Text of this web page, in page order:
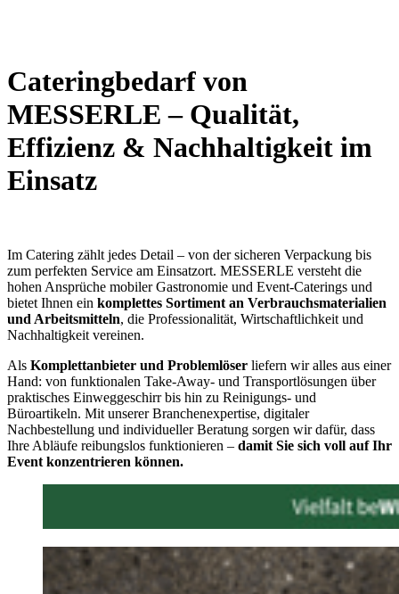
Cateringbedarf von
MESSERLE – Qualität,
Effizienz & Nachhaltigkeit im
Einsatz
Im Catering zählt jedes Detail – von der sicheren Verpackung bis
zum perfekten Service am Einsatzort. MESSERLE versteht die
hohen Ansprüche mobiler Gastronomie und Event-Caterings und
bietet Ihnen ein komplettes Sortiment an Verbrauchsmaterialien
und Arbeitsmitteln, die Professionalität, Wirtschaftlichkeit und
Nachhaltigkeit vereinen.
Als Komplettanbieter und Problemlöser liefern wir alles aus einer
Hand: von funktionalen Take-Away- und Transportlösungen über
praktisches Einweggeschirr bis hin zu Reinigungs- und
Büroartikeln. Mit unserer Branchenexpertise, digitaler
Nachbestellung und individueller Beratung sorgen wir dafür, dass
Ihre Abläufe reibungslos funktionieren – damit Sie sich voll auf Ihr
Event konzentrieren können.